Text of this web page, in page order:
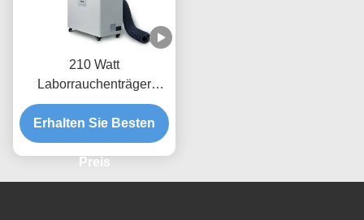
210 Watt
Laborrauchenträger
FES200L Rauchenträger
mit L-förmigem
Rauchabgasloch
Erhalten Sie Besten
Preis